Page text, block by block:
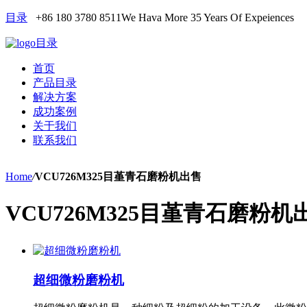
目录 +86 180 3780 8511We Hava More 35 Years Of Expeiences
目录
首页
产品目录
解决方案
成功案例
关于我们
联系我们
Home/VCU726M325目堇青石磨粉机出售
VCU726M325目堇青石磨粉机
超细微粉磨粉机